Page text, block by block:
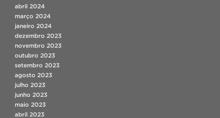
abril 2024
março 2024
janeiro 2024
dezembro 2023
novembro 2023
outubro 2023
setembro 2023
agosto 2023
julho 2023
junho 2023
maio 2023
abril 2023